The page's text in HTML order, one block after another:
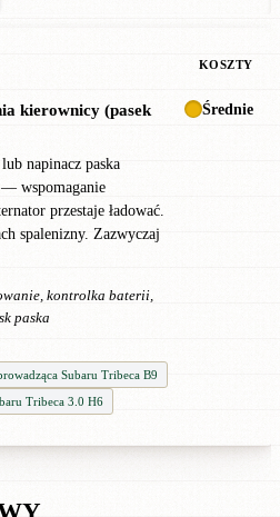
KOSZTY
kierownicy (pasek
napinacz paska
wspomaganie
przestaje ładować.
spalenizny. Zazwyczaj
kontrolka baterii,
paska
Subaru Tribeca B9
Tribeca 3.0 H6
Średnie